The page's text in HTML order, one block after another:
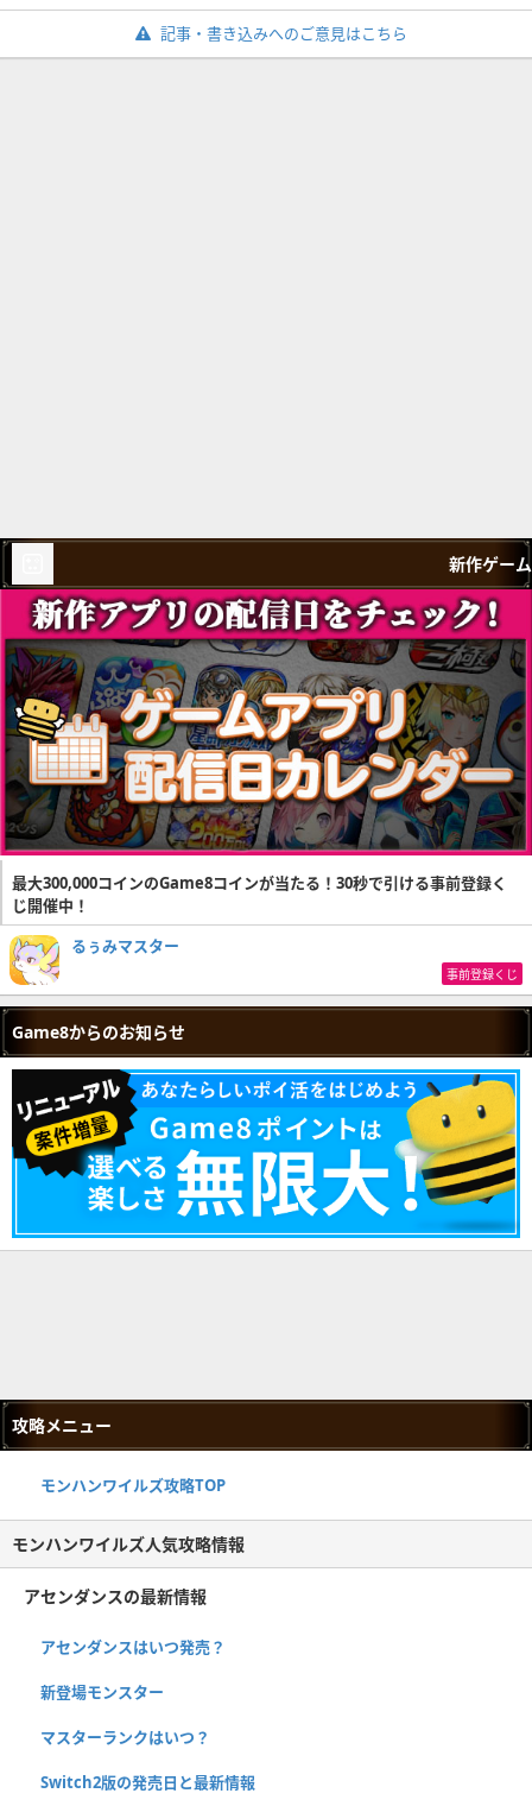
記事・書き込みへのご意見はこちら
新作ゲーム
最大300,000コインのGame8コインが当たる！30秒で引ける事前登録く
じ開催中！
るぅみマスター
事前登録くじ
Game8からのお知らせ
攻略メニュー
モンハンワイルズ攻略TOP
モンハンワイルズ人気攻略情報
アセンダンスの最新情報
アセンダンスはいつ発売？
新登場モンスター
マスターランクはいつ？
Switch2版の発売日と最新情報